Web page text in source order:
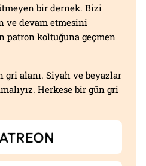
bir dernek. Bizi
ve devam etmesini
patron koltuğuna geçmen
gri alanı. Siyah ve beyazlar
Herkese bir gün gri